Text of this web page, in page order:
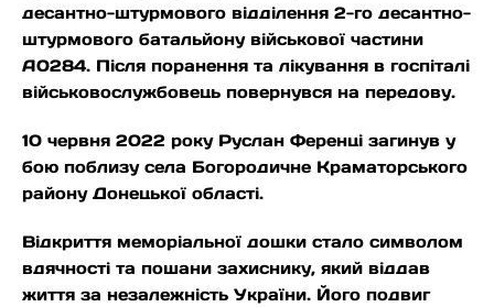
десантно-штурмового відділення 2-го десантно-
штурмового батальйону військової частини
А0284. Після поранення та лікування в госпіталі
військовослужбовець повернувся на передову.
10 червня 2022 року Руслан Ференці загинув у
бою поблизу села Богородичне Краматорського
району Донецької області.
Відкриття меморіальної дошки стало символом
вдячності та пошани захиснику, який віддав
життя за незалежність України. Його подвиг